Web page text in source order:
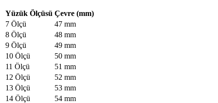
Yüzük Ölçüsü Çevre (mm)
7 Ölçü
47 mm
8 Ölçü
48 mm
9 Ölçü
49 mm
10 Ölçü
50 mm
11 Ölçü
51 mm
12 Ölçü
52 mm
13 Ölçü
53 mm
14 Ölçü
54 mm